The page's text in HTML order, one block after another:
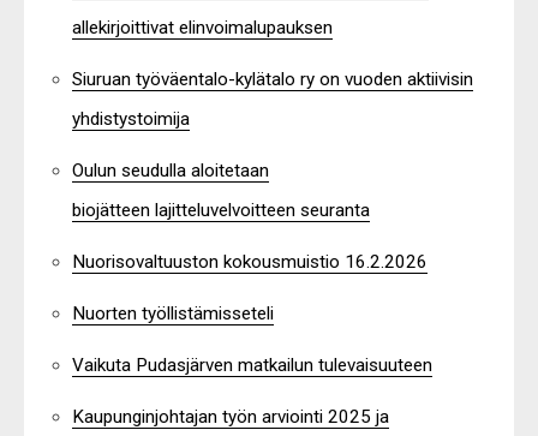
allekirjoittivat elinvoimalupauksen
Siuruan työväentalo-kylätalo ry on vuoden aktiivisin
yhdistystoimija
Oulun seudulla aloitetaan
biojätteen lajitteluvelvoitteen seuranta
Nuorisovaltuuston kokousmuistio 16.2.2026
Nuorten työllistämisseteli
Vaikuta Pudasjärven matkailun tulevaisuuteen
Kaupunginjohtajan työn arviointi 2025 ja